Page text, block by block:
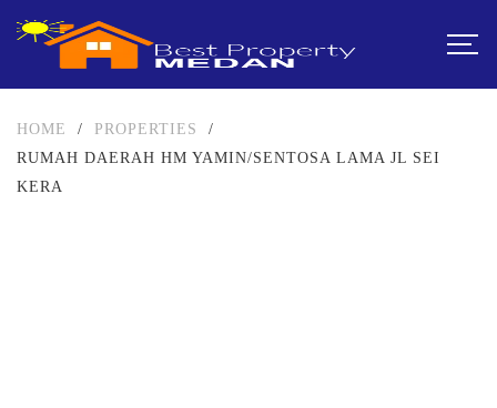
HOME / PROPERTIES
/
RUMAH DAERAH HM YAMIN/SENTOSA LAMA JL SEI
KERA